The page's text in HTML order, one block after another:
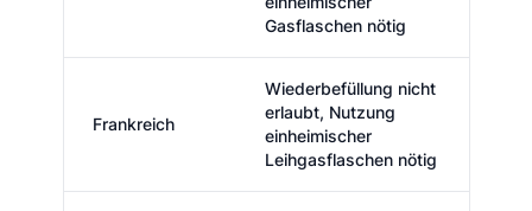
Gasflaschen nötig
Frankreich
Wiederbefüllung nicht
erlaubt, Nutzung
einheimischer
Leihgasflaschen nötig